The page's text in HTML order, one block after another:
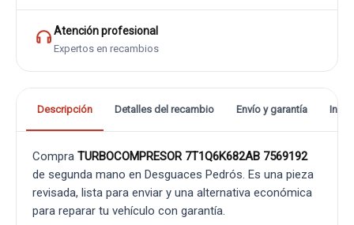
Atención profesional
Expertos en recambios
Descripción Detalles del recambio Envío y garantía
Compra TURBOCOMPRESOR 7T1Q6K682AB 7569192
de segunda mano en Desguaces Pedrós. Es una pieza
revisada, lista para enviar y una alternativa económica
para reparar tu vehículo con garantía.